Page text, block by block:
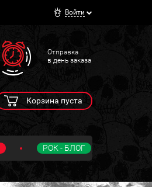
Войти
Отправка
в день заказа
Корзина пуста
РОК - БЛОГ